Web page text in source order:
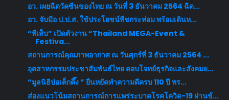
อว. เผยฉีดวัคซีนของไทย ณ วันที่ 3 ธันวาคม 2564 ฉีด...
อว. จับมือ ป.ป.ส. ใช้ประโยชน์พืชกระท่อม พร้อมเดินห...
“ทีเส็บ” เปิดตัวงาน “Thailand MEGA-Event &
Festiva...
สถานการณ์คุณภาพอากาศ ณ วันศุกร์ที่ 3 ธันวาคม 2564 ...
อุตสาหกรรมประชาสัมพันธ์ไทย ตอบโจทย์ธุรกิจและสังคมย...
“มูลนิธิป่อเต็กตึ๊ง ” ยืนหยัดทำความดีครบ 110 ปี พร...
ส่องแนวโน้มสถานการณ์การแพร่ระบาดโรคโควิด-19 ผ่านข้...